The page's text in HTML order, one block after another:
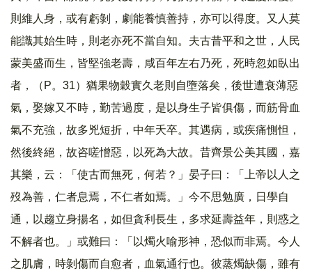
則維人身，或有虧剝，劇能養慎善持，亦可以得度。又人莫
能識其始生時，則老亦死不當自知。夫古昔平和之世，人民
蒙美盛而生，皆堅強老壽，咸百年左右乃死，死時忽如臥出
者，（P。31）猶果物穀實久老則自墮落矣，後世遭衰薄惡
氣，娶嫁又不時，勤苦過度，是以身生子皆俱傷，而筋骨血
氣不充強，故多兇短折，中年夭卒。其遇病，或疾痛惻怛，
然後終絕，故咨嗟憎惡，以死為大故。昔齊景公美其國，嘉
其樂，云：「使古而無死，何若？」晏子曰：「上帝以人之
歿為善，仁者息焉，不仁者如焉。」今不思勉廣，日學自
通，以趨立身揚名，如但貪利長生，多求延壽益年，則惑之
不解者也。」或難曰：「以燭火喻形神，恐似而非焉。今人
之肌膚，時剝傷而自愈者，血氣通行也。彼蒸燭缺傷，雖有